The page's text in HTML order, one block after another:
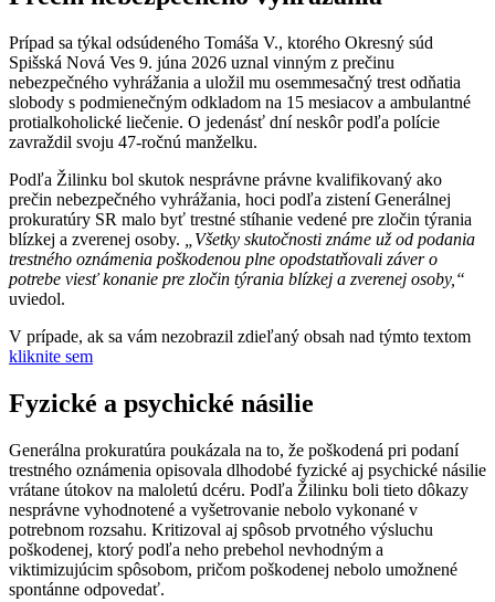
Prípad sa týkal odsúdeného Tomáša V., ktorého Okresný súd
Spišská Nová Ves 9. júna 2026 uznal vinným z prečinu
nebezpečného vyhrážania a uložil mu osemmesačný trest odňatia
slobody s podmienečným odkladom na 15 mesiacov a ambulantné
protialkoholické liečenie. O jedenásť dní neskôr podľa polície
zavraždil svoju 47-ročnú manželku.
Podľa Žilinku bol skutok nesprávne právne kvalifikovaný ako
prečin nebezpečného vyhrážania, hoci podľa zistení Generálnej
prokuratúry SR malo byť trestné stíhanie vedené pre zločin týrania
blízkej a zverenej osoby.
„Všetky skutočnosti známe už od podania
trestného oznámenia poškodenou plne opodstatňovali záver o
potrebe viesť konanie pre zločin týrania blízkej a zverenej osoby,“
uviedol.
V prípade, ak sa vám nezobrazil zdieľaný obsah nad týmto textom
kliknite sem
Fyzické a psychické násilie
Generálna prokuratúra poukázala na to, že poškodená pri podaní
trestného oznámenia opisovala dlhodobé fyzické aj psychické násilie
vrátane útokov na maloletú dcéru. Podľa Žilinku boli tieto dôkazy
nesprávne vyhodnotené a vyšetrovanie nebolo vykonané v
potrebnom rozsahu. Kritizoval aj spôsob prvotného výsluchu
poškodenej, ktorý podľa neho prebehol nevhodným a
viktimizujúcim spôsobom, pričom poškodenej nebolo umožnené
spontánne odpovedať.